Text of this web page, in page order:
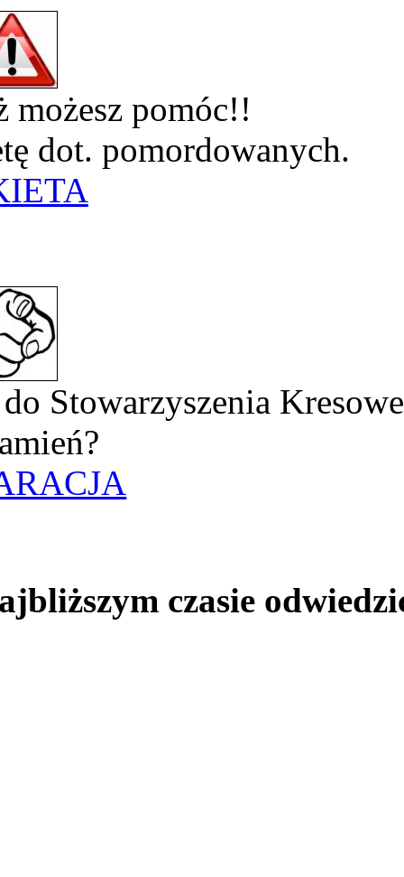
możesz pomóc!!
dot. pomordowanych.
Stowarzyszenia
czasie